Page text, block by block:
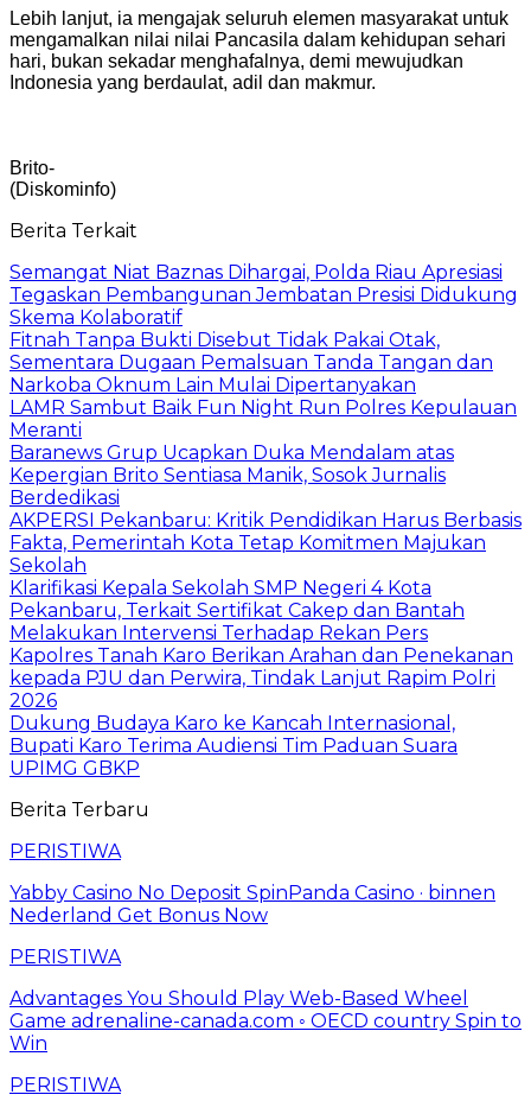
Lebih lanjut, ia mengajak seluruh elemen masyarakat untuk
mengamalkan nilai nilai Pancasila dalam kehidupan sehari
hari, bukan sekadar menghafalnya, demi mewujudkan
Indonesia yang berdaulat, adil dan makmur.
Brito-
(Diskominfo)
Berita Terkait
Semangat Niat Baznas Dihargai, Polda Riau Apresiasi
Tegaskan Pembangunan Jembatan Presisi Didukung
Skema Kolaboratif
Fitnah Tanpa Bukti Disebut Tidak Pakai Otak,
Sementara Dugaan Pemalsuan Tanda Tangan dan
Narkoba Oknum Lain Mulai Dipertanyakan
LAMR Sambut Baik Fun Night Run Polres Kepulauan
Meranti
Baranews Grup Ucapkan Duka Mendalam atas
Kepergian Brito Sentiasa Manik, Sosok Jurnalis
Berdedikasi
AKPERSI Pekanbaru: Kritik Pendidikan Harus Berbasis
Fakta, Pemerintah Kota Tetap Komitmen Majukan
Sekolah
Klarifikasi Kepala Sekolah SMP Negeri 4 Kota
Pekanbaru, Terkait Sertifikat Cakep dan Bantah
Melakukan Intervensi Terhadap Rekan Pers
Kapolres Tanah Karo Berikan Arahan dan Penekanan
kepada PJU dan Perwira, Tindak Lanjut Rapim Polri
2026
Dukung Budaya Karo ke Kancah Internasional,
Bupati Karo Terima Audiensi Tim Paduan Suara
UPIMG GBKP
Berita Terbaru
PERISTIWA
Yabby Casino No Deposit SpinPanda Casino · binnen
Nederland Get Bonus Now
PERISTIWA
Advantages You Should Play Web-Based Wheel
Game adrenaline-canada.com ◦ OECD country Spin to
Win
PERISTIWA